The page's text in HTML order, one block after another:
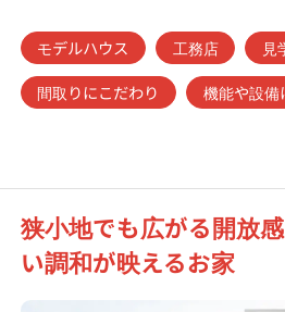
モデルハウス 工務店 見
間取りにこだわり
機能や設備
狭小地でも広がる開放
い調和が映えるお家